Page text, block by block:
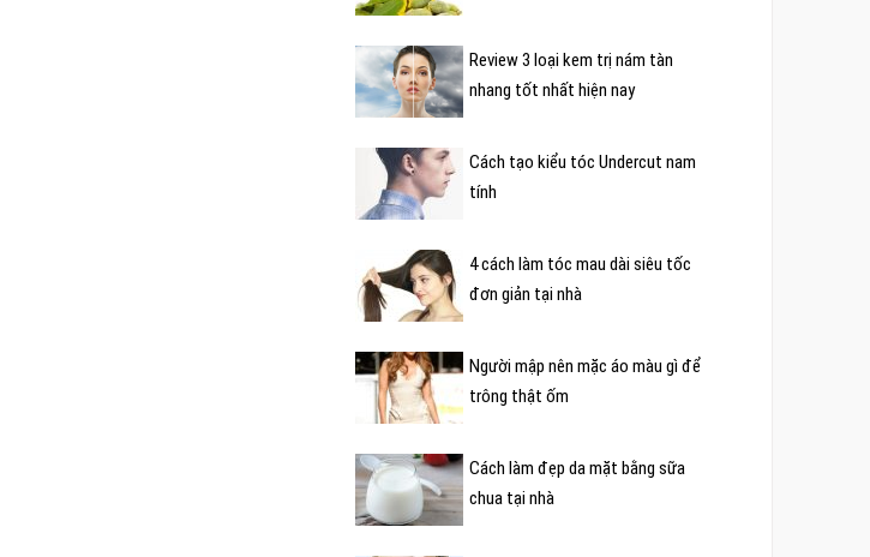
Review 3 loại kem trị nám tàn
nhang tốt nhất hiện nay
Cách tạo kiểu tóc Undercut nam
tính
4 cách làm tóc mau dài siêu tốc
đơn giản tại nhà
Người mập nên mặc áo màu gì để
trông thật ốm
Cách làm đẹp da mặt bằng sữa
chua tại nhà